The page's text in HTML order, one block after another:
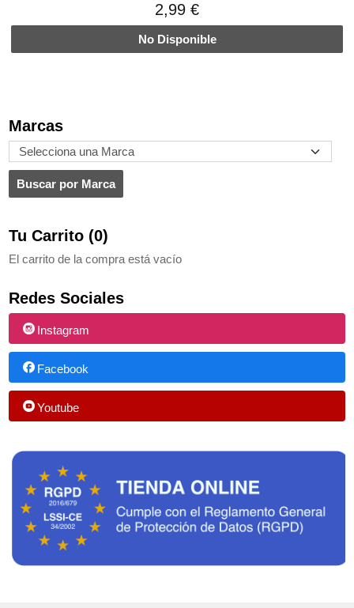
Marcas
Tu Carrito (0)
El carrito de la compra está vacío
Redes Sociales
Instagram
Facebook
Youtube
2,99 €
No Disponible